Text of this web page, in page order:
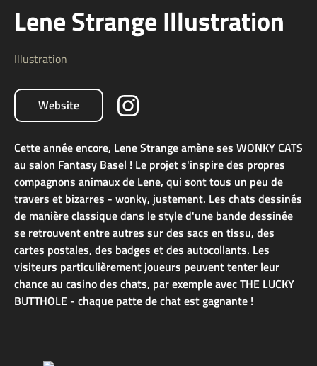
Lene Strange Illustration
Illustration
Website
Cette année encore, Lene Strange amène ses WONKY CATS
au salon Fantasy Basel ! Le projet s'inspire des propres
compagnons animaux de Lene, qui sont tous un peu de
travers et bizarres - wonky, justement. Les chats dessinés
de manière classique dans le style d'une bande dessinée
se retrouvent entre autres sur des sacs en tissu, des
cartes postales, des badges et des autocollants. Les
visiteurs particulièrement joueurs peuvent tenter leur
chance au casino des chats, par exemple avec THE LUCKY
BUTTHOLE - chaque patte de chat est gagnante !